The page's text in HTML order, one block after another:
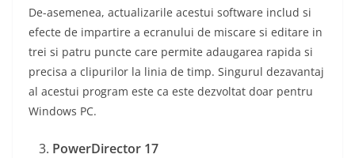
De-asemenea, actualizarile acestui software includ si
efecte de impartire a ecranului de miscare si editare in
trei si patru puncte care permite adaugarea rapida si
precisa a clipurilor la linia de timp. Singurul dezavantaj
al acestui program este ca este dezvoltat doar pentru
Windows PC.
PowerDirector 17